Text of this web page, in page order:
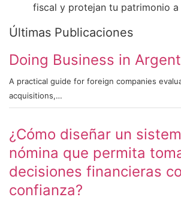
fiscal y protejan tu patrimonio
Últimas Publicaciones
Doing Business in
A practical guide for foreign companies
acquisitions,…
¿Cómo diseñar un
nómina que permita
decisiones financieras
confianza?